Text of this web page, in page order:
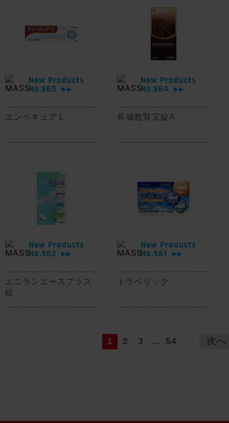
New Products
No.965
▶▶
エンペキュアＬ
New Products
No.964
▶▶
長城甦腎宝錠A
New Products
No.962
▶▶
エニランエースプラス
錠
New Products
No.961
▶▶
トラベリック
1 2 3 ... 54 次